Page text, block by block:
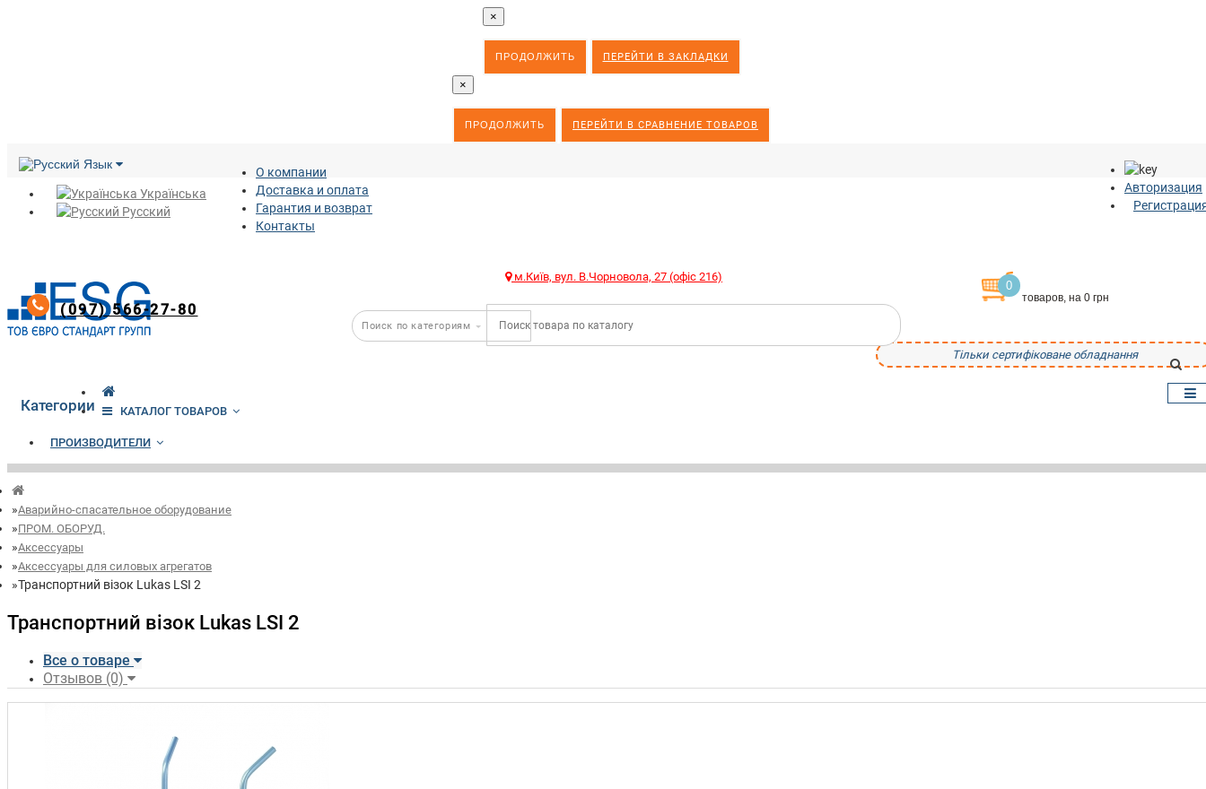
×
ПРОДОЛЖИТЬ ПЕРЕЙТИ В ЗАКЛАДКИ
×
ПРОДОЛЖИТЬ ПЕРЕЙТИ В СРАВНЕНИЕ ТОВАРОВ
Язык
Українська
Русский
О компании
Доставка и оплата
Гарантия и возврат
Контакты
Авторизация
(097) 566-27-80
м.Київ, вул. В.Чорновола, 27 (офіс 216)
0
товаров, на 0 грн
Тільки сертифіковане обладнання
Категории КАТАЛОГ ТОВАРОВ
ПРОИЗВОДИТЕЛИ
Аварийно-спасательное оборудование
ПРОМ. ОБОРУД.
Аксессуары
Аксессуары для силовых агрегатов
Транспортний візок Lukas LSI 2
Транспортний візок Lukas LSI 2
Все о товаре
Отзывов (0)